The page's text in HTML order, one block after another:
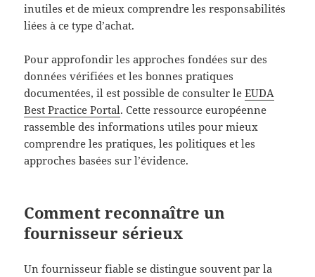
inutiles et de mieux comprendre les responsabilités
liées à ce type d’achat.
Pour approfondir les approches fondées sur des
données vérifiées et les bonnes pratiques
documentées, il est possible de consulter leEUDA
Best Practice Portal. Cette ressource européenne
rassemble des informations utiles pour mieux
comprendre les pratiques, les politiques et les
approches basées sur l’évidence.
Comment reconnaître un
fournisseur sérieux
Un fournisseur fiable se distingue souvent par la